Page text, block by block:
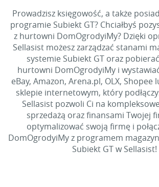
Prowadzisz księgowość, a także
programie Subiekt GT? Chciałbyś
z hurtowni DomOgrodyiMy? Dzięki
Sellasist możesz zarządzać stanami
systemie Subiekt GT oraz
hurtowni DomOgrodyiMy i
eBay, Amazon, Arena.pl, OLX,
sklepie internetowym, który
Sellasist pozwoli Ci na
sprzedażą oraz finansami Twojej
optymalizować swoją firmę i
DomOgrodyiMy z programem
Subiekt GT w Sellasist!